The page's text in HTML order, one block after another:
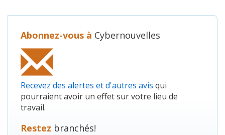
Abonnez-vous à Cybernouvelles
Recevez des alertes et d'autres avis qui
pourraient avoir un effet sur votre lieu de
travail.
Restez branchés!